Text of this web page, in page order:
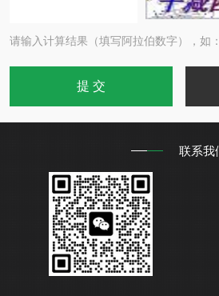
请输入计算结果（填写阿拉伯数字），如
联系我